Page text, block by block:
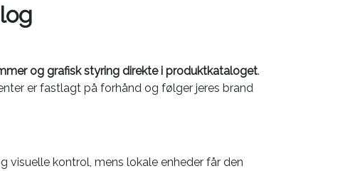
og grafisk styring direkte i produktkataloget.
er fastlagt på forhånd og følger jeres brand
visuelle kontrol, mens lokale enheder får den